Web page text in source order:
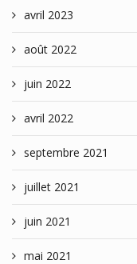
avril 2023
août 2022
juin 2022
avril 2022
septembre 2021
juillet 2021
juin 2021
mai 2021